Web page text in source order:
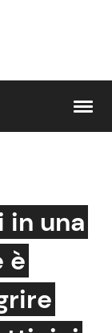
TV
in una
è